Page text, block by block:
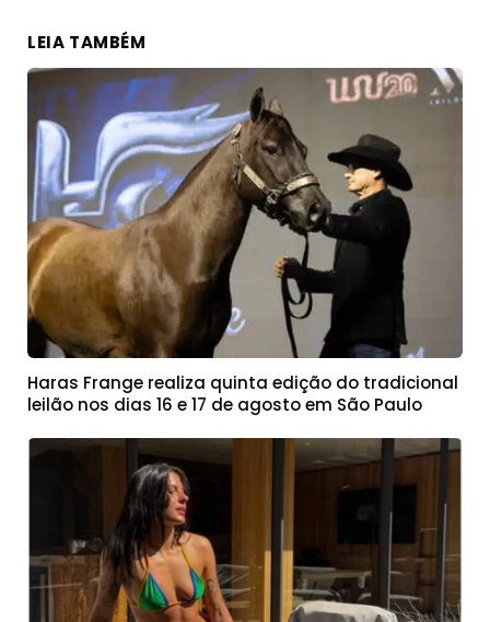
LEIA TAMBÉM
Haras Frange realiza quinta edição do tradicional
leilão nos dias 16 e 17 de agosto em São Paulo